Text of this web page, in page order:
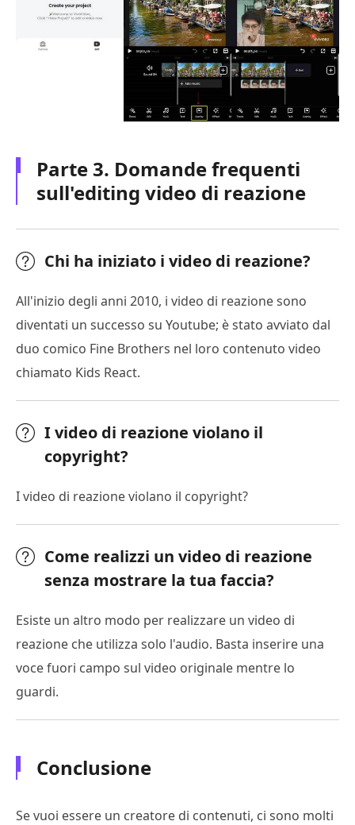
Parte 3. Domande frequenti
sull'editing video di reazione
Chi ha iniziato i video di reazione?
All'inizio degli anni 2010, i video di reazione sono
diventati un successo su Youtube; è stato avviato dal
duo comico Fine Brothers nel loro contenuto video
chiamato Kids React.
I video di reazione violano il
copyright?
I video di reazione violano il copyright?
Come realizzi un video di reazione
senza mostrare la tua faccia?
Esiste un altro modo per realizzare un video di
reazione che utilizza solo l'audio. Basta inserire una
voce fuori campo sul video originale mentre lo
guardi.
Conclusione
Se vuoi essere un creatore di contenuti, ci sono molti